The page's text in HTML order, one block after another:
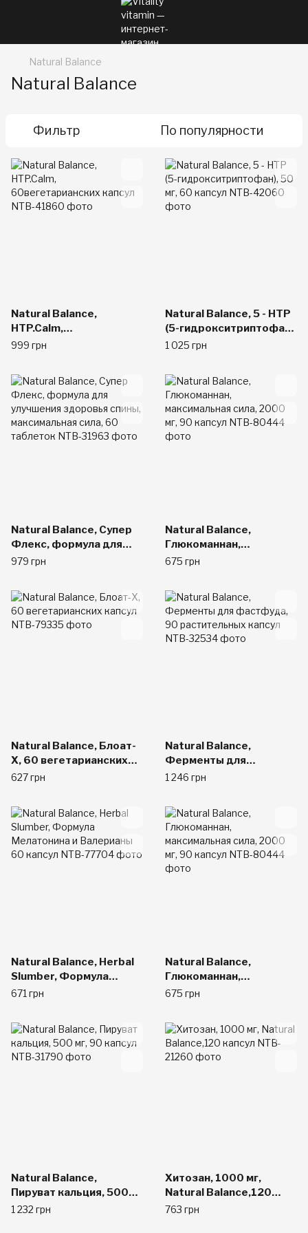
Natural Balance
Natural Balance
Фильтр По популярности
Natural Balance,
HTP.Calm,
60вегетарианских
999 грн
Natural Balance, 5 - HTP
(5-гидрокситриптофан),
50 мг, 60 капсул
1 025 грн
Natural Balance, Супер
Флекс, формула для
улучшения здоровья
сила, 60 таблеток
979 грн
Natural Balance,
Глюкоманнан,
максимальная сила,
675 грн
Natural Balance, Блоат-
X, 60 вегетарианских
капсул
627 грн
Natural Balance,
Ферменты для
фастфуда, 90
1 246 грн
Natural Balance, Herbal
Slumber, Формула
Мелатонина и
671 грн
Natural Balance,
Глюкоманнан,
максимальная сила,
675 грн
Natural Balance,
Пируват кальция, 500
мг, 90 капсул
1 232 грн
Хитозан, 1000 мг,
Natural Balance,120
капсул
763 грн